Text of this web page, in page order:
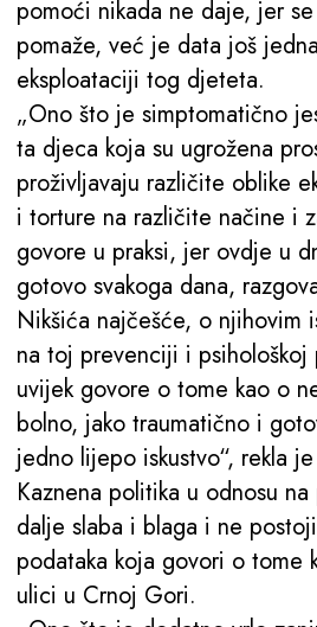
pomoći nikada ne daje, jer
pomaže, već je data još
eksploataciji tog djeteta.
„Ono što je simptomatično
ta djeca koja su ugrožena
proživljavaju različite oblike
i torture na različite načine i
govore u praksi, jer ovdje u
gotovo svakoga dana,
Nikšića najčešće, o njihovim
na toj prevenciji i
uvijek govore o tome kao o
bolno, jako traumatično i
jedno lijepo iskustvo“, rekla
Kaznena politika u odnosu
dalje slaba i blaga i ne
podataka koja govori o tome
ulici u Crnoj Gori.